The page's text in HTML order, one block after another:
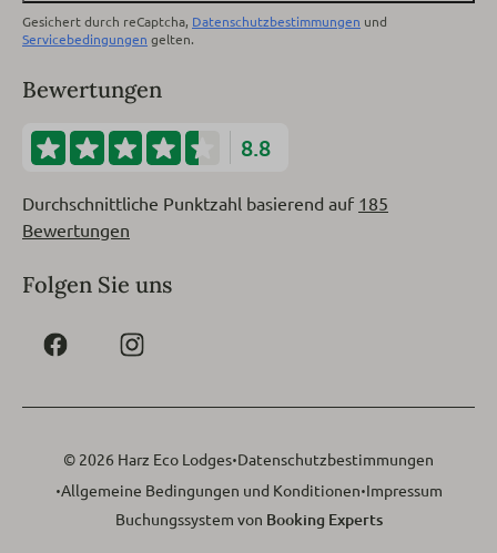
Gesichert durch reCaptcha, Datenschutzbestimmungen und
Servicebedingungen gelten.
Bewertungen
8.8
Durchschnittliche Punktzahl basierend auf 185
Bewertungen
Folgen Sie uns
© 2026 Harz Eco Lodges·Datenschutzbestimmungen
·Allgemeine Bedingungen und Konditionen·Impressum
Buchungssystem von Booking Experts